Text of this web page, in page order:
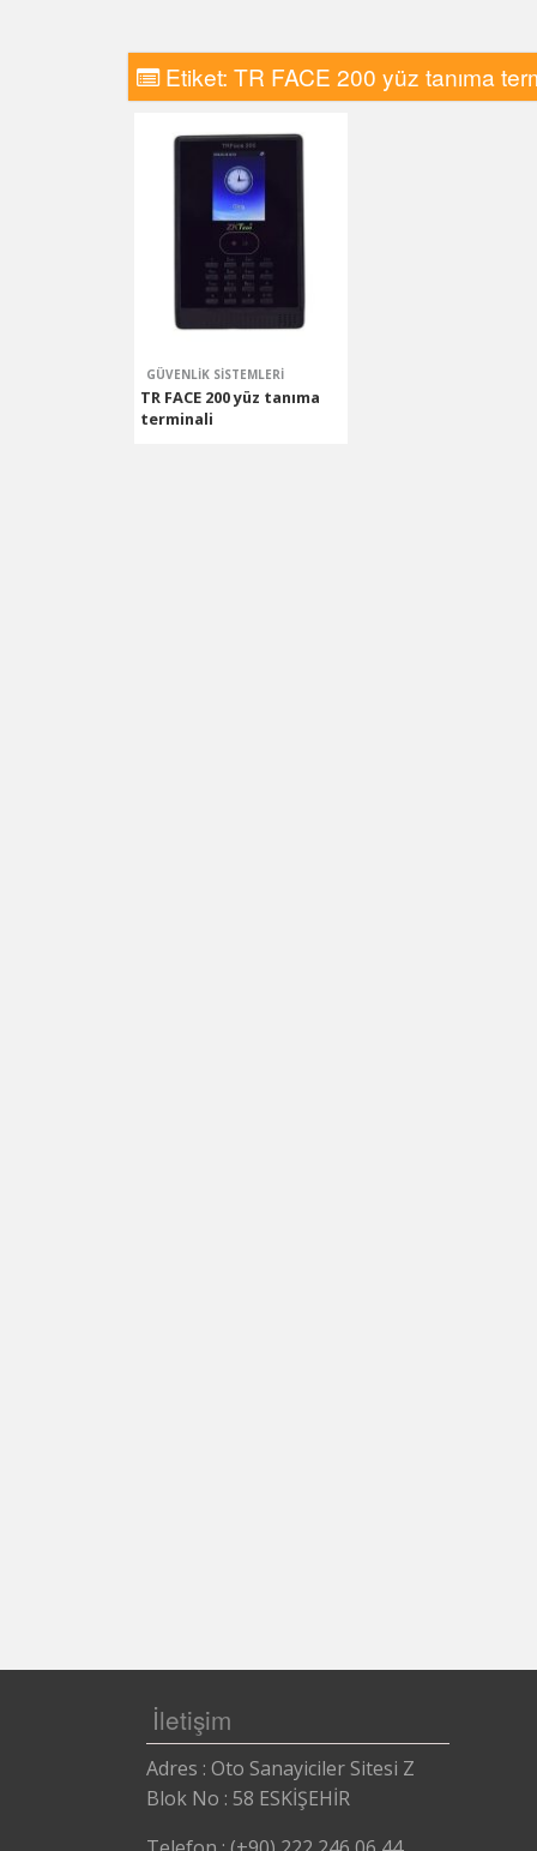
Etiket: TR FACE 200 yüz tanıma
GÜVENLIK SISTEMLERI
TR FACE 200 yüz tanıma
terminali
Hızlı Yana Kayar Kapı Motoru
İletişim
Adres : Oto Sanayiciler Sitesi Z
Blok No : 58 ESKİŞEHİR